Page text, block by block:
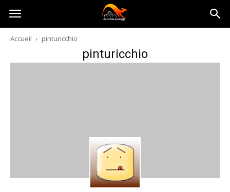
Australia-
australie.com
Accueil pinturicchio
pinturicchio